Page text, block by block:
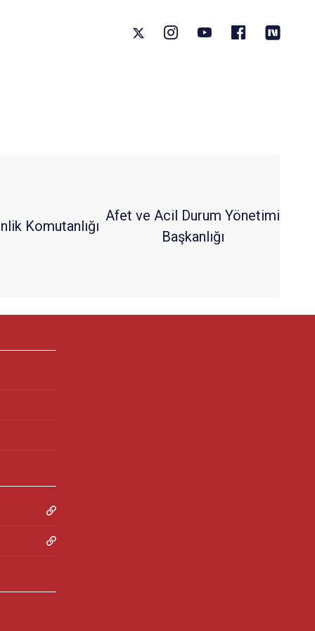
Komutanlığı
Afet ve Acil Durum Yönetimi
Başkanlığı